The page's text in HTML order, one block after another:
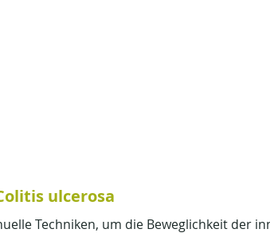
ulcerosa
Techniken, um die Beweglichkeit der